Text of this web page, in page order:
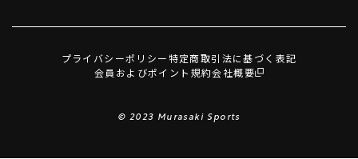
プライバシーポリシー特定商取引法に基づく表記
会員およびポイント規約会社概要
© 2023 Murasaki Sports